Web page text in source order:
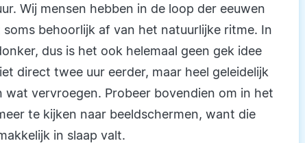
Wij mensen hebben in de loop der eeuwen
behoorlijk af van het natuurlijke ritme. In
dus is het ook helemaal geen gek idee
direct twee uur eerder, maar heel geleidelijk
vervroegen. Probeer bovendien om in het
te kijken naar beeldschermen, want die
in slaap valt.